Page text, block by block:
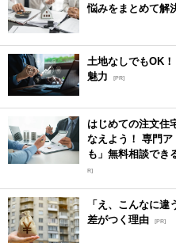
悩みをまとめて解
土地なしでもOK
魅力
[PR]
はじめての注文住
なえよう！ 専門
も」無料相談でき
R]
「え、こんなに
差がつく理由 [PR]